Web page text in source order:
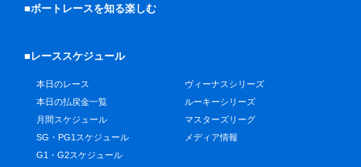
■ボートレースを知る楽しむ
■レーススケジュール
本日のレース
本日の払戻金一覧
月間スケジュール
SG・PG1スケジュール
G1・G2スケジュール
ヴィーナスシリーズ
ルーキーシリーズ
マスターズリーグ
メディア情報